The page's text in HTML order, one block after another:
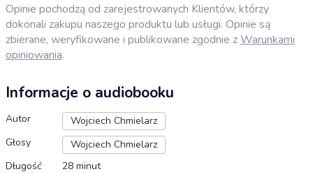
Opinie pochodzą od zarejestrowanych Klientów, którzy
dokonali zakupu naszego produktu lub usługi. Opinie są
zbierane, weryfikowane i publikowane zgodnie zWarunkami
opiniowania.
Informacje o audiobooku
Autor
Wojciech Chmielarz
Głosy
Wojciech Chmielarz
Długość
28 minut